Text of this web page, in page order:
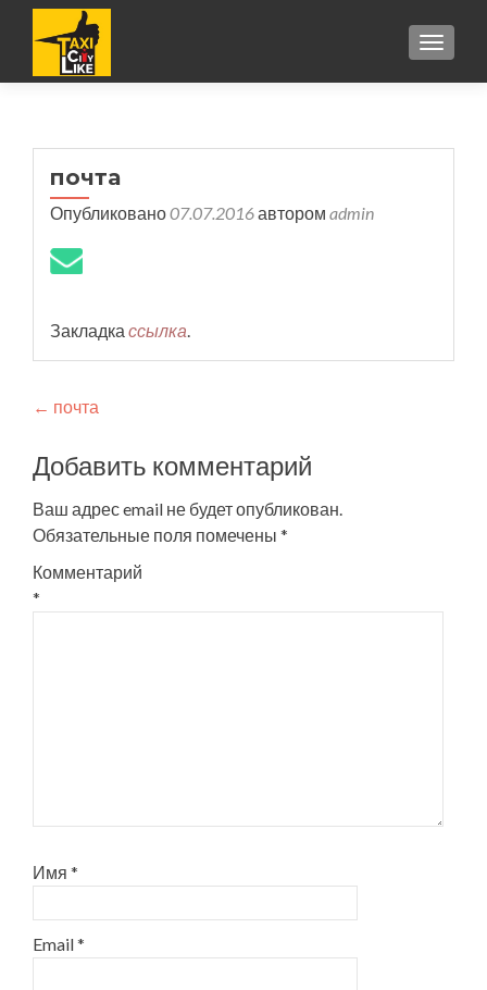
почта
Опубликовано07.07.2016автором admin
Закладка ссылка.
Навигация
по
записям
← почта
Добавить комментарий
Ваш адрес email не будет опубликован.
Обязательные поля помечены *
Комментарий
*
Имя *
Email*